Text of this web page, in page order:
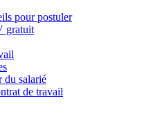
pour postuler
gratuit
du salarié
de travail